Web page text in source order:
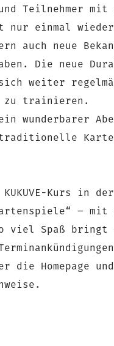
Teilnehmer mit
einmal wieder
auch neue
Die neue
weiter
zu trainieren.
wunderbarer
Kurs in
– mit
viel Spaß bringt
die Homepage